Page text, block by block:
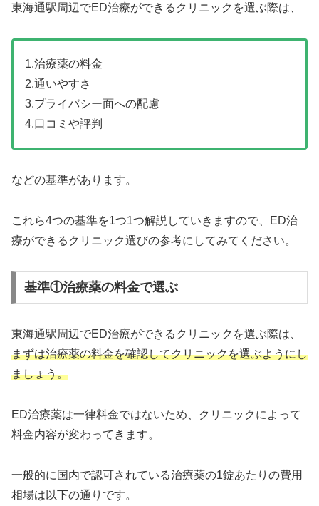
東海通駅周辺でED治療ができるクリニックを選ぶ際は、
1.治療薬の料金
2.通いやすさ
3.プライバシー面への配慮
4.口コミや評判
などの基準があります。
これら4つの基準を1つ1つ解説していきますので、ED治
療ができるクリニック選びの参考にしてみてください。
基準①治療薬の料金で選ぶ
東海通駅周辺でED治療ができるクリニックを選ぶ際は、
まずは治療薬の料金を確認してクリニックを選ぶようにし
ましょう。
ED治療薬は一律料金ではないため、クリニックによって
料金内容が変わってきます。
一般的に国内で認可されている治療薬の1錠あたりの費用
相場は以下の通りです。